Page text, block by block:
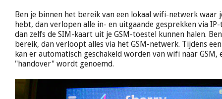
Ben je binnen het bereik van een lokaal wifi-netwerk waar
hebt, dan verlopen alle in- en uitgaande gesprekken via IP-
dan zelfs de SIM-kaart uit je GSM-toestel kunnen halen.
bereik, dan verloopt alles via het GSM-netwerk. Tijdens
kan er automatisch geschakeld worden van wifi naar GSM,
"handover" wordt genoemd.